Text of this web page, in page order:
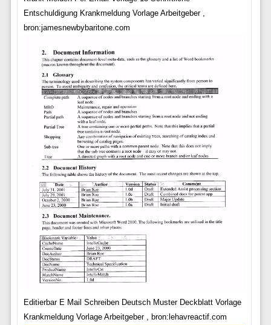
Entschuldigung Krankmeldung Vorlage Arbeitgeber ,
bron:jamesnewbybaritone.com
Editierbar E Mail Schreiben Deutsch Muster Deckblatt Vorlage
Krankmeldung Vorlage Arbeitgeber , bron:lehavreactif.com